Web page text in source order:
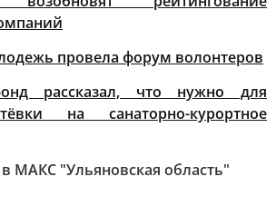
провела форум волонтеров
рассказал, что нужно для
на санаторно-курортное
МАКС "Ульяновская область"